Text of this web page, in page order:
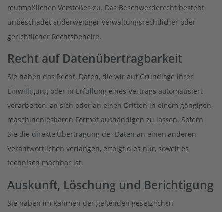
mutmaßlichen Verstoßes zu. Das Beschwerderecht besteht
unbeschadet anderweitiger verwaltungsrechtlicher oder
gerichtlicher Rechtsbehelfe.
Recht auf Daten­übertrag­barkeit
Sie haben das Recht, Daten, die wir auf Grundlage Ihrer
Einwilligung oder in Erfüllung eines Vertrags automatisiert
verarbeiten, an sich oder an einen Dritten in einem gängigen,
maschinenlesbaren Format aushändigen zu lassen. Sofern
Sie die direkte Übertragung der Daten an einen anderen
Verantwortlichen verlangen, erfolgt dies nur, soweit es
technisch machbar ist.
Auskunft, Löschung und Berichtigung
Sie haben im Rahmen der geltenden gesetzlichen